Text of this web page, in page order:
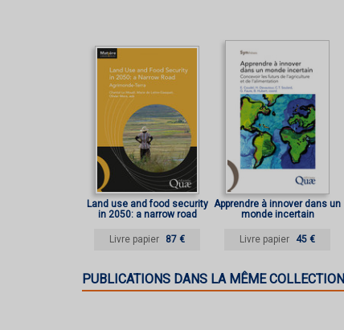
Land use and food security
in 2050: a narrow road
Livre papier 87 €
Apprendre à innover dans un
monde incertain
Livre papier 45 €
PUBLICATIONS DANS LA MÊME COLLECTION